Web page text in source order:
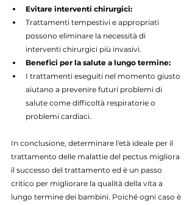
Evitare interventi chirurgici:
Trattamenti tempestivi e appropriati
possono eliminare la necessità di
interventi chirurgici più invasivi.
Benefici per la salute a lungo termine:
I trattamenti eseguiti nel momento giusto
aiutano a prevenire futuri problemi di
salute come difficoltà respiratorie o
problemi cardiaci.
In conclusione, determinare l'età ideale per il
trattamento delle malattie del pectus migliora
il successo del trattamento ed è un passo
critico per migliorare la qualità della vita a
lungo termine dei bambini. Poiché ogni caso è